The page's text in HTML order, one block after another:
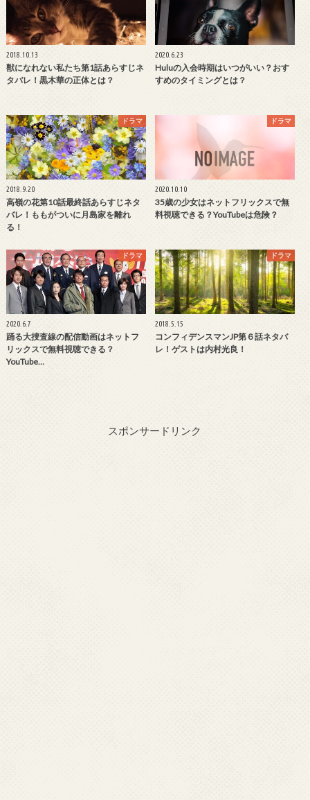
2018.10.13
獣になれない私たち第1話あらすじネ
タバレ！黒木華の正体とは？
2020.6.23
Huluの入会時期はいつがいい？おす
すめのタイミングとは？
ドラマ
2018.9.20
高嶺の花第10話最終話あらすじネタ
バレ！ももがついに月島家を離れ
る！
ドラマ
2020.10.10
35歳の少女はネットフリックスで無
料視聴できる？YouTubeは危険？
ドラマ
2020.6.7
踊る大捜査線の配信動画はネットフ
リックスで無料視聴できる？
YouTube…
ドラマ
2018.5.15
コンフィデンスマンJP第６話ネタバ
レ！ゲストは内村光良！
スポンサードリンク